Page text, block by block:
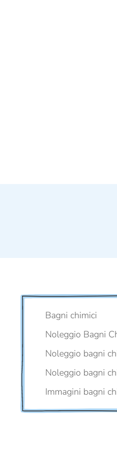
Bagni chimici
Noleggio Bagni
Noleggio bagni
Noleggio bagni
Immagini bagni